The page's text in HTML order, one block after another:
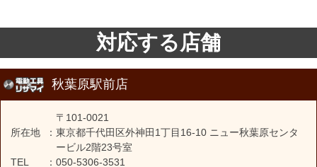
対応する店舗
秋葉原駅前店
所在地 ：
〒101-0021
東京都千代田区外神田1丁目16-10 ニュー秋葉原センタ
ービル2階23号室
TEL
：050-5306-3531